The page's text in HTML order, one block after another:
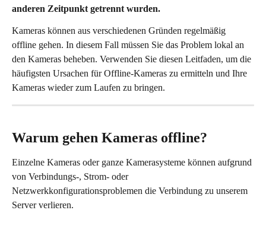
anderen Zeitpunkt getrennt wurden.
Kameras können aus verschiedenen Gründen regelmäßig
offline gehen. In diesem Fall müssen Sie das Problem lokal an
den Kameras beheben. Verwenden Sie diesen Leitfaden, um die
häufigsten Ursachen für Offline-Kameras zu ermitteln und Ihre
Kameras wieder zum Laufen zu bringen.
Warum gehen Kameras offline?
Einzelne Kameras oder ganze Kamerasysteme können aufgrund
von Verbindungs-, Strom- oder
Netzwerkkonfigurationsproblemen die Verbindung zu unserem
Server verlieren.